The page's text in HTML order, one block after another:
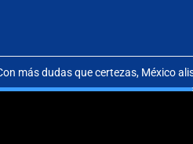
más dudas que certezas, México